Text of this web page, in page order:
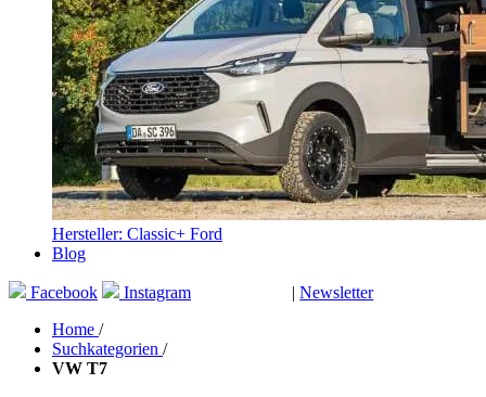
Hersteller: Classic+ Ford
Blog
Facebook Instagram | Newsletter
Home /
Suchkategorien /
VW T7